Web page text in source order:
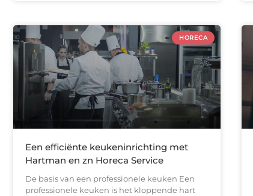
HORECA
Een efficiënte keukeninrichting met
Hartman en zn Horeca Service
De basis van een professionele keuken Een
professionele keuken is het kloppende hart